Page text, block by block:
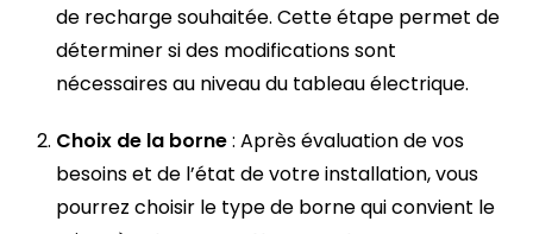
de recharge souhaitée. Cette étape permet de
déterminer si des modifications sont
nécessaires au niveau du tableau électrique.
Choix de la borne: Après évaluation de vos
besoins et de l’état de votre installation, vous
pourrez choisir le type de borne qui convient le